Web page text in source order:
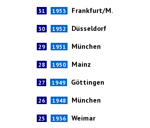
31 1953 Frankfurt/M.
30 1952 Düsseldorf
29 1951 München
28 1950 Mainz
27 1949 Göttingen
26 1948 München
25 1936 Weimar